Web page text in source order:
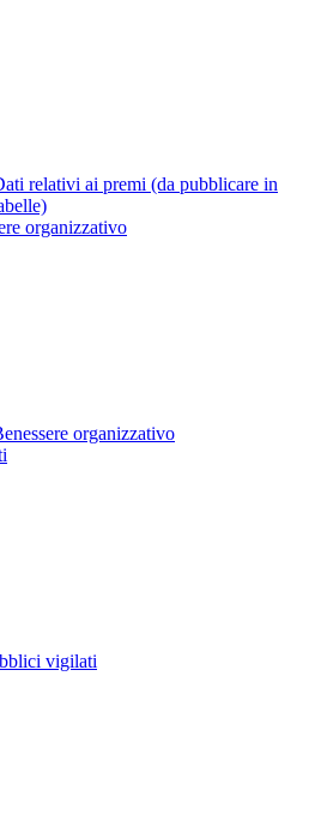
relativi ai premi (da pubblicare in
organizzativo
organizzativo
vigilati